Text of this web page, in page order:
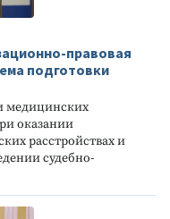
правовая
подготовки
медицинских
оказании
расстройствах и
судебно-